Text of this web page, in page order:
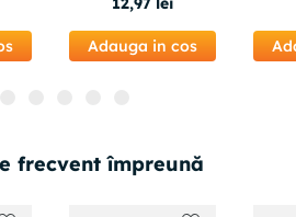
Adauga in cos
frecvent împreună